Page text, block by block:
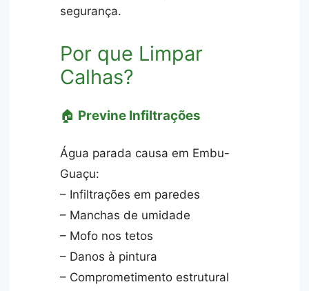
segurança.
Por que Limpar
Calhas?
🏠 Previne Infiltrações
Água parada causa em Embu-
Guaçu:
– Infiltrações em paredes
– Manchas de umidade
– Mofo nos tetos
– Danos à pintura
– Comprometimento estrutural